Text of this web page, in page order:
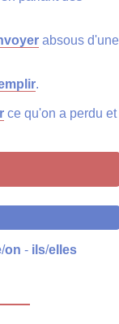
absous d'une
.
ce qu'on a perdu et
/on - ils/elles